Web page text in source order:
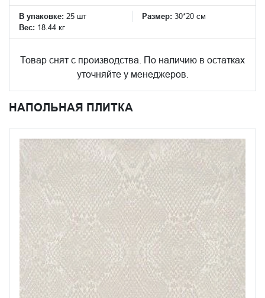
В упаковке: 25 шт Размер: 30*20 см
Вес: 18.44 кг
Товар снят с производства. По наличию в остатках
уточняйте у менеджеров.
НАПОЛЬНАЯ ПЛИТКА